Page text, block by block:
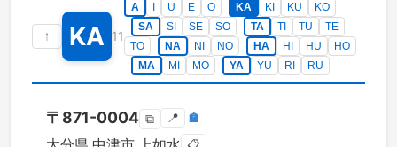
↑ KA 11
A U E O KA KI KU
KO
SA
SI SE SO TA TI TU
TE
TO
NA NI NO HA HI HU
HO
MA
MI MO YA YU RI RU
〒 871-0004 ⧉ 📍 🏣